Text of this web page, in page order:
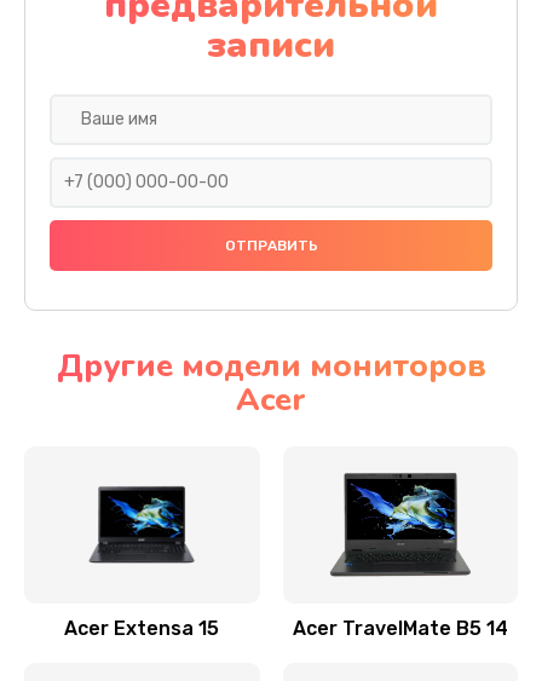
1060 руб.
Заказать
Ремонт подсветки
Настройка BIOS
Замена видеочипа
Заказать
записи
Другие модели мониторов
Acer
Acer Extensa 15 Acer TravelMate B5 14